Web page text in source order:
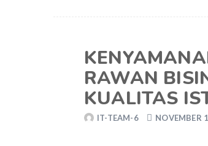
RAWAN
KUALITAS
IT-TEAM-6 NOVEMBER